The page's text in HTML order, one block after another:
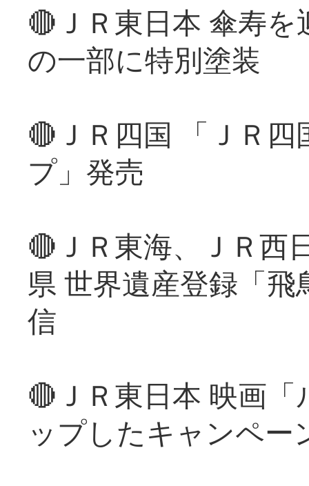
🔴ＪＲ東日本 傘寿
の一部に特別塗装
🔴ＪＲ四国 「ＪＲ
プ」発売
🔴ＪＲ東海、ＪＲ西
県 世界遺産登録「
信
🔴ＪＲ東日本 映画
ップしたキャンペー